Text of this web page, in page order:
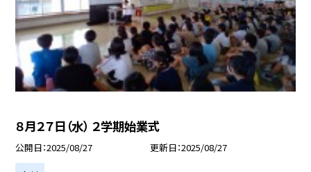
８月２７日（水） ２学期始業式
公開日 2025/08/27 更新日 2025/08/27